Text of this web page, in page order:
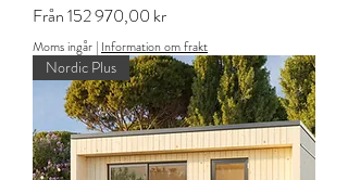
Från152 970,00 kr
Reapris
Moms ingår | Information om frakt
Nordic Plus